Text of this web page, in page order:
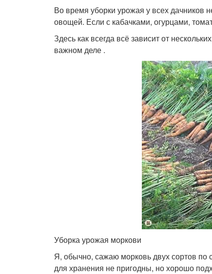
Во время уборки урожая у всех дачников
овощей. Если с кабачками, огурцами,
Здесь как всегда всё зависит от
важном деле .
Уборка урожая моркови
Я, обычно, сажаю морковь двух сортов по
для хранения не пригодны, но хорошо